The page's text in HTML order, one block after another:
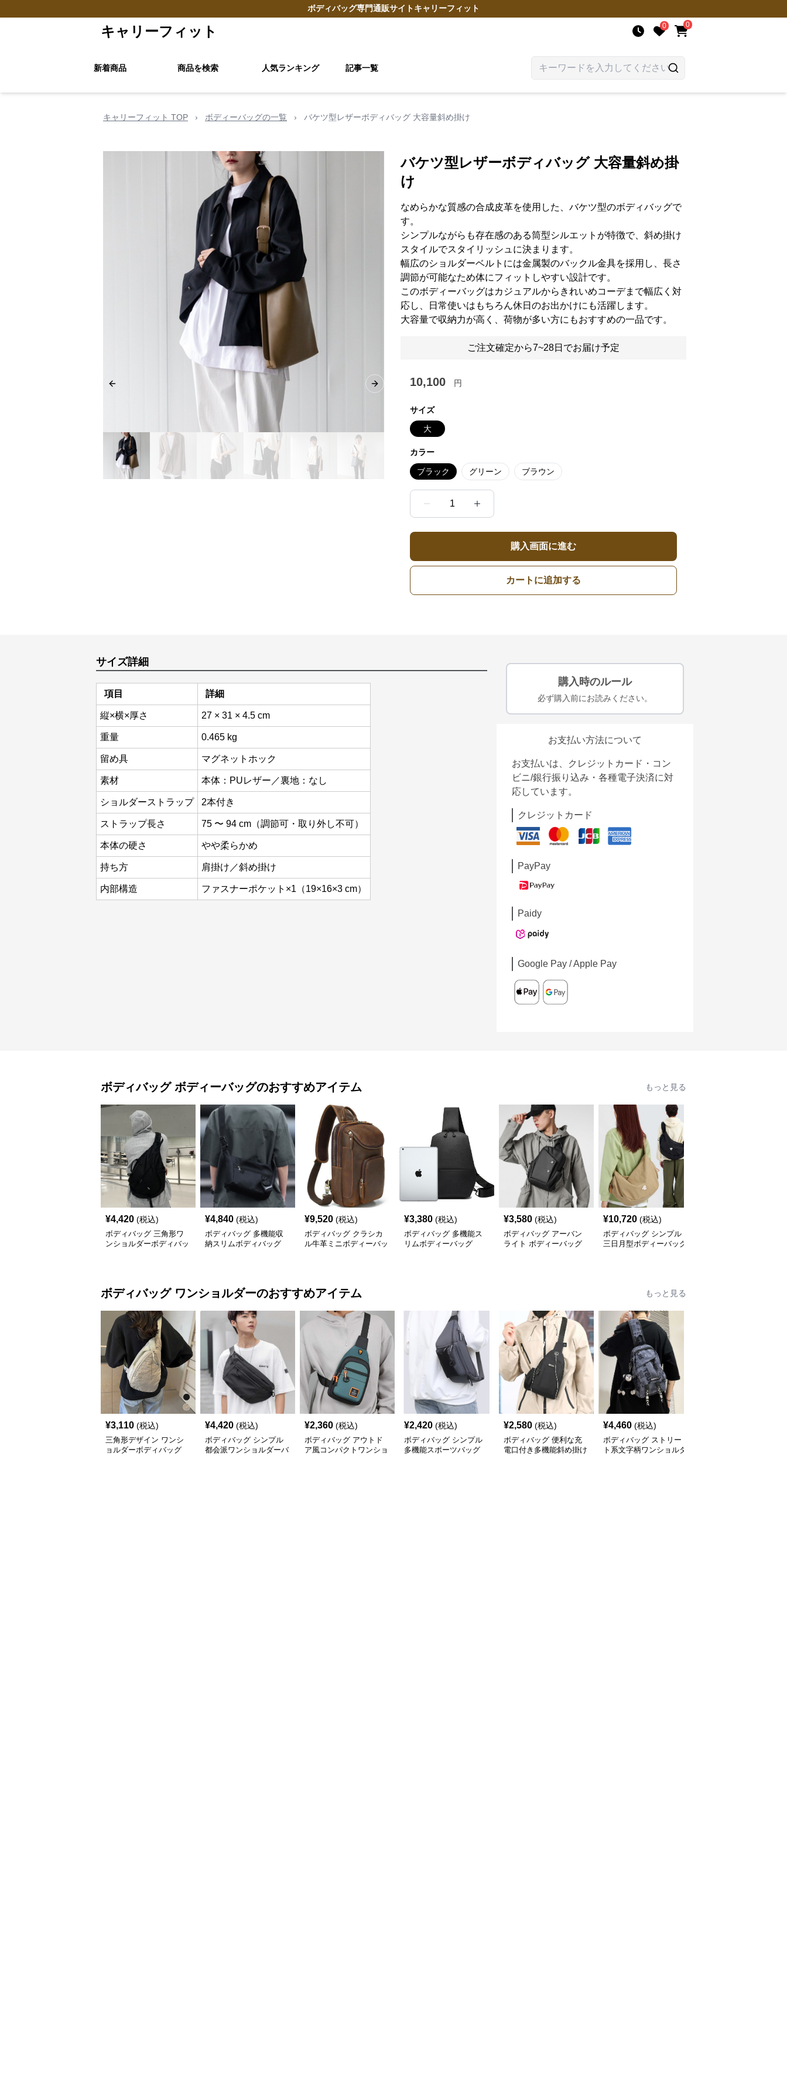
ボディバッグ専門通販サイトキャリーフィット
キャリーフィット 0 0
新着商品 商品を検索 人気ランキング 記事一覧
キャリーフィット TOP › ボディーバッグの一覧 › バケツ型レザーボディバッグ 大容量斜め掛け
Previous slide Next slide
バケツ型レザーボディバッグ 大容量斜め掛
け
なめらかな質感の合成皮革を使用した、バケツ型のボディバッグで
す。
シンプルながらも存在感のある筒型シルエットが特徴で、斜め掛け
スタイルでスタイリッシュに決まります。
幅広のショルダーベルトには金属製のバックル金具を採用し、長さ
調節が可能なため体にフィットしやすい設計です。
このボディーバッグはカジュアルからきれいめコーデまで幅広く対
応し、日常使いはもちろん休日のお出かけにも活躍します。
大容量で収納力が高く、荷物が多い方にもおすすめの一品です。
ご注文確定から7~28日でお届け予定
10,100 円
サイズ
大
カラー
ブラック グリーン ブラウン
1
購入画面に進む
カートに追加する
サイズ詳細
項目 詳細
縦×横×厚さ 27 × 31 × 4.5 cm
重量 0.465 kg
留め具 マグネットホック
素材 本体：PUレザー／裏地：なし
ショルダーストラップ 2本付き
ストラップ長さ 75 〜 94 cm（調節可・取り外し不可）
本体の硬さ やや柔らかめ
持ち方 肩掛け／斜め掛け
内部構造 ファスナーポケット×1（19×16×3 cm）
購入時のルール
必ず購入前にお読みください。
お支払い方法について
お支払いは、クレジットカード・コン
ビニ/銀行振り込み・各種電子決済に対
応しています。
クレジットカード
PayPay
Paidy
Google Pay / Apple Pay
ボディバッグ ボディーバッグのおすすめアイテム もっと見る
¥4,420 (税込)
ボディバッグ 三角形ワ
ンショルダーボディバッ
¥4,840 (税込)
ボディバッグ 多機能収
納スリムボディバッグ
¥9,520 (税込)
ボディバッグ クラシカ
ル牛革ミニボディーバッ
¥3,380 (税込)
ボディバッグ 多機能ス
リムボディーバッグ
¥3,580 (税込)
ボディバッグ アーバン
ライト ボディーバッグ
¥10,720 (税込)
ボディバッグ シンプル
三日月型ボディーバッグ
ボディバッグ ワンショルダーのおすすめアイテム もっと見る
¥3,110 (税込)
三角形デザイン ワンシ
ョルダーボディバッグ
¥4,420 (税込)
ボディバッグ シンプル
都会派ワンショルダーバ
¥2,360 (税込)
ボディバッグ アウトド
ア風コンパクトワンショ
¥2,420 (税込)
ボディバッグ シンプル
多機能スポーツバッグ
¥2,580 (税込)
ボディバッグ 便利な充
電口付き多機能斜め掛け
¥4,460 (税込)
ボディバッグ ストリー
ト系文字柄ワンショルダ